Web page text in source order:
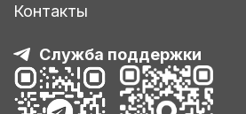
Контакты
Служба поддержки